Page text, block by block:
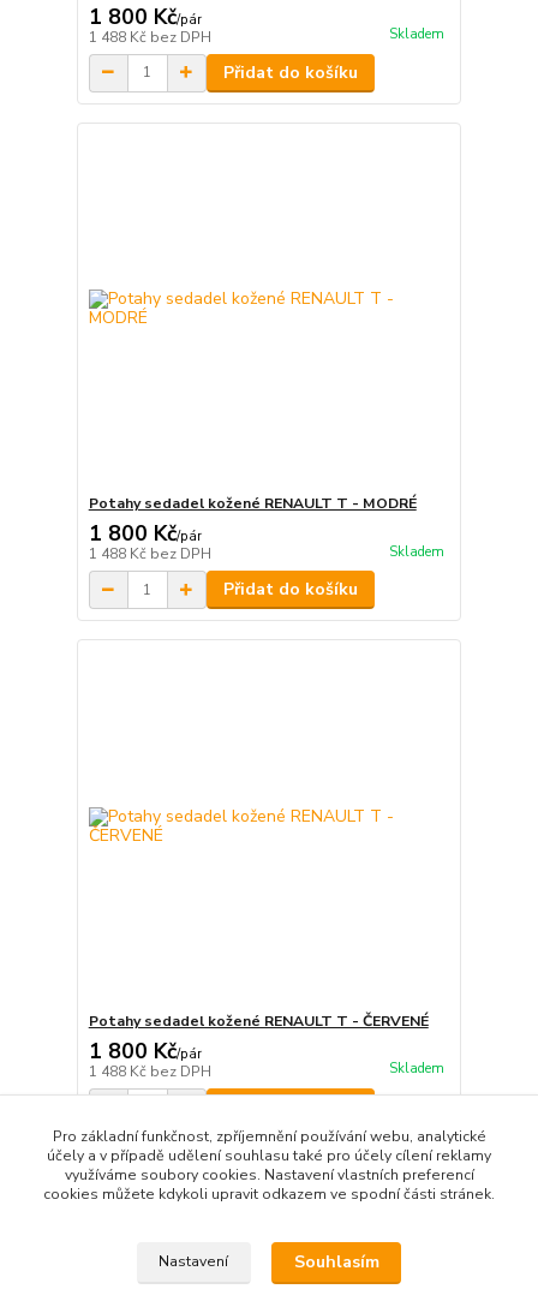
1 800 Kč/pár
1 488 Kč bez DPH Skladem
Přidat do košíku
Potahy sedadel kožené RENAULT T - MODRÉ
1 800 Kč/pár
1 488 Kč bez DPH Skladem
Přidat do košíku
Potahy sedadel kožené RENAULT T - ČERVENÉ
1 800 Kč/pár
1 488 Kč bez DPH Skladem
strana z 1
Pro základní funkčnost, zpříjemnění používání webu, analytické
účely a v případě udělení souhlasu také pro účely cílení reklamy
využíváme soubory cookies. Nastavení vlastních preferencí
cookies můžete kdykoli upravit odkazem ve spodní části stránek.
Nastavení Souhlasím